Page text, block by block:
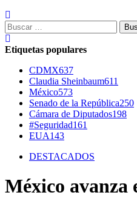
Buscar:
Etiquetas populares
CDMX637
Claudia Sheinbaum611
México573
Senado de la República250
Cámara de Diputados198
#Seguridad161
EUA143
DESTACADOS
México avanza